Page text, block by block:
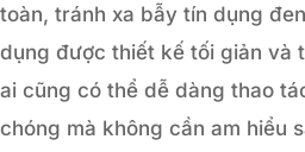
toàn, tránh xa bẫy tín dụng
dụng được thiết kế tối giản và
ai cũng có thể dễ dàng thao
chóng mà không cần am hiểu